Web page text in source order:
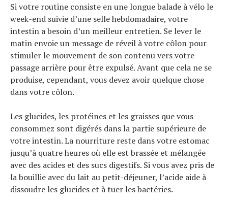
Si votre routine consiste en une longue balade à vélo le
week-end suivie d’une selle hebdomadaire, votre
intestin a besoin d’un meilleur entretien. Se lever le
matin envoie un message de réveil à votre côlon pour
stimuler le mouvement de son contenu vers votre
passage arrière pour être expulsé. Avant que cela ne se
produise, cependant, vous devez avoir quelque chose
dans votre côlon.
Les glucides, les protéines et les graisses que vous
consommez sont digérés dans la partie supérieure de
votre intestin. La nourriture reste dans votre estomac
jusqu’à quatre heures où elle est brassée et mélangée
avec des acides et des sucs digestifs. Si vous avez pris de
la bouillie avec du lait au petit-déjeuner, l’acide aide à
dissoudre les glucides et à tuer les bactéries.